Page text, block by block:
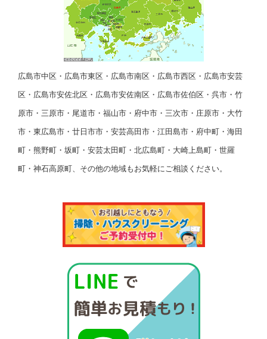
広島市中区・広島市東区・広島市南区・広島市西区・広島市安芸
区・広島市安佐北区・広島市安佐南区・広島市佐伯区・呉市・竹
原市・三原市・尾道市・福山市・府中市・三次市・庄原市・大竹
市・東広島市・廿日市市・安芸高田市・江田島市・府中町・海田
町・熊野町・坂町・安芸太田町・北広島町・大崎上島町・世羅
町・神石高原町、その他の地域もお気軽にご相談ください。